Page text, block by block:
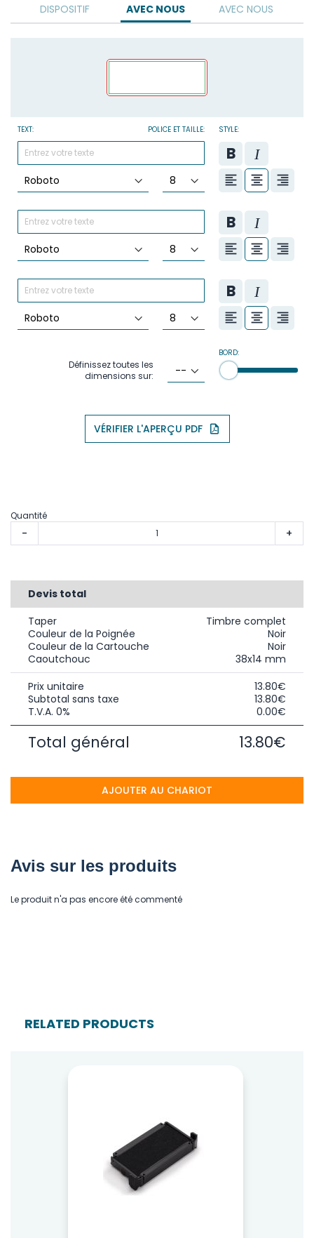
DISPOSITIF
AVEC NOUS
TEXT: POLICE ET TAILLE: STYLE:
Définissez toutes les
dimensions sur:
BORD:
VÉRIFIER L'APERÇU PDF
AVEC NOUS
Avis sur les produits
Le produit n'a pas encore été commenté
Quantité
- +
Devis total
Taper
Timbre complet
Couleur de la Poignée
Noir
Couleur de la Cartouche
Noir
Caoutchouc
38x14 mm
Prix unitaire
13.80€
Subtotal sans taxe
13.80€
T.V.A. 0%
0.00€
Total général 13.80€
AJOUTER AU CHARIOT
RELATED PRODUCTS